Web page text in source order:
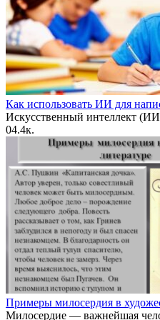
Как использовать ИИ для
Искусственный интеллект
04.4к.
Примеры милосердия в
Милосердие — важнейшая